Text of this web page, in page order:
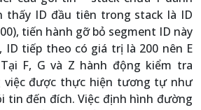
thấy ID đầu tiên trong stack là ID
tiến hành gỡ bỏ segment ID này
ID tiếp theo có giá trị là 200 nên E
F, G và Z hành động kiểm tra
việc được thực hiện tương tự như
tin đến đích. Việc định hình đường